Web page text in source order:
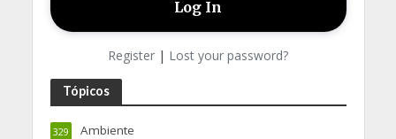
Register | Lost your password?
Tópicos
Ambiente
329